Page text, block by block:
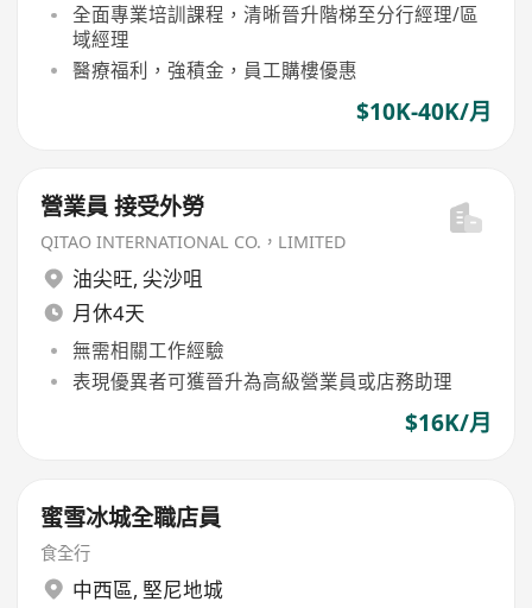
全面專業培訓課程，清晰晉升階梯至分行經理/區
域經理
醫療福利，強積金，員工購樓優惠
$10K-40K/月
營業員 接受外勞
QITAO INTERNATIONAL CO.，LIMITED
油尖旺, 尖沙咀
月休4天
無需相關工作經驗
表現優異者可獲晉升為高級營業員或店務助理
$16K/月
蜜雪冰城全職店員
食全行
中西區, 堅尼地城